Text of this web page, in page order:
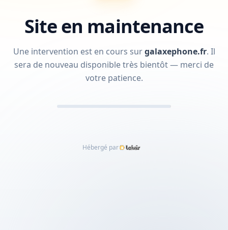
Site en maintenance
Une intervention est en cours surgalaxephone.fr. Il
sera de nouveau disponible très bientôt — merci de
votre patience.
Hébergé par